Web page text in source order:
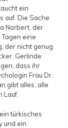
ein
auf. Die Sache
Norbert, der
eine
der nicht genug
Gerlinde
dass ihr
Frau Dr.
gibt alles, alle
Lauf.
türkisches
und ein